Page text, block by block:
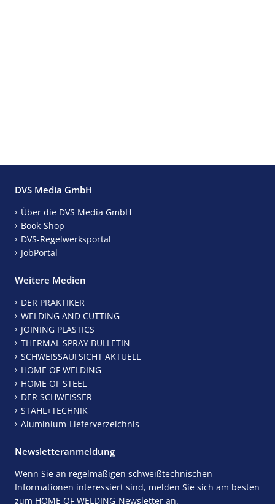
DVS Media GmbH
Über die DVS Media GmbH
Book-Shop
DVS-Regelwerksportal
JobPortal
Weitere Medien
DER PRAKTIKER
WELDING AND CUTTING
JOINING PLASTICS
THERMAL SPRAY BULLETIN
SCHWEISSAUFSICHT AKTUELL
HOME OF WELDING
HOME OF STEEL
DER SCHWEISSER
STAHL+TECHNIK
Aluminium-Lieferverzeichnis
Newsletteranmeldung
Wenn Sie an regelmäßigen schweißtechnischen
Informationen interessiert sind, melden Sie sich am besten
zum HOME OF WELDING-Newsletter an.